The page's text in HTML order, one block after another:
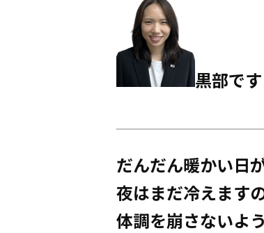
黒部です
だんだん暖かい日
夜はまだ冷えます
体調を崩さないよ